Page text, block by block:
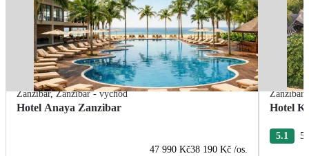
Zanzibar,Zanzibar - východ
Hotel Anaya Zanzibar
47 990 Kč38 190 Kč /os.
Zanzibar
Hotel
5.1